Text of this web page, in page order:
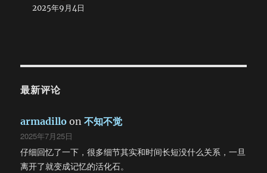
2025年9月4日
最新评论
armadillo on不知不觉
2025年7月25日
仔细回忆了一下，很多细节其实和时间长短没什么关系，一旦
离开了就变成记忆的活化石。